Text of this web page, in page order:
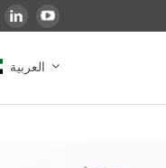
العربية